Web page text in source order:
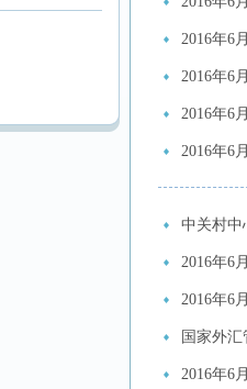
2016年6
2016年6
2016年6
2016年6
中关村中
2016年6
2016年6
国家外
2016年6